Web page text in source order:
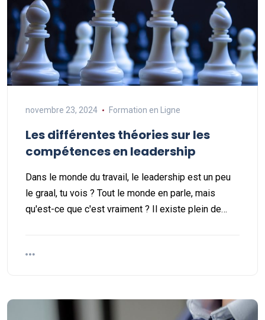
novembre 23, 2024 Formation en Ligne
Les différentes théories sur les
compétences en leadership
Dans le monde du travail, le leadership est un peu
le graal, tu vois ? Tout le monde en parle, mais
qu'est-ce que c'est vraiment ? Il existe plein de…